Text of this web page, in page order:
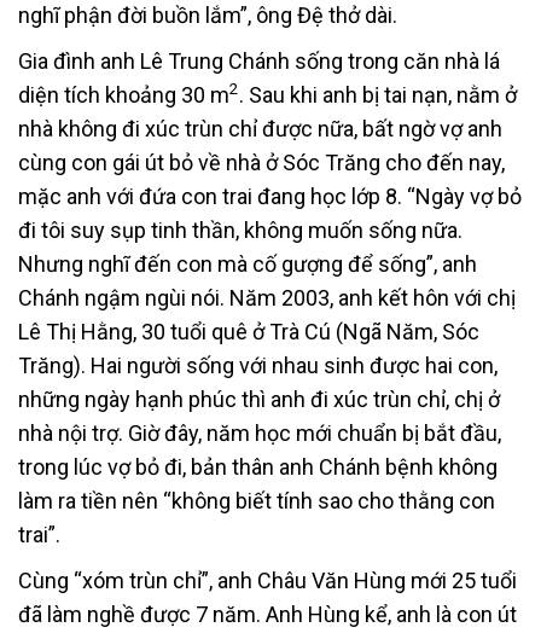
nghĩ phận đời buồn lắm”, ông Đệ thở dài.
Gia đình anh Lê Trung Chánh sống trong căn nhà lá
diện tích khoảng 30 m2. Sau khi anh bị tai nạn, nằm ở
nhà không đi xúc trùn chỉ được nữa, bất ngờ vợ anh
cùng con gái út bỏ về nhà ở Sóc Trăng cho đến nay,
mặc anh với đứa con trai đang học lớp 8. “Ngày vợ bỏ
đi tôi suy sụp tinh thần, không muốn sống nữa.
Nhưng nghĩ đến con mà cố gượng để sống”, anh
Chánh ngậm ngùi nói. Năm 2003, anh kết hôn với chị
Lê Thị Hằng, 30 tuổi quê ở Trà Cú (Ngã Năm, Sóc
Trăng). Hai người sống với nhau sinh được hai con,
những ngày hạnh phúc thì anh đi xúc trùn chỉ, chị ở
nhà nội trợ. Giờ đây, năm học mới chuẩn bị bắt đầu,
trong lúc vợ bỏ đi, bản thân anh Chánh bệnh không
làm ra tiền nên “không biết tính sao cho thằng con
trai”.
Cùng “xóm trùn chỉ”, anh Châu Văn Hùng mới 25 tuổi
đã làm nghề được 7 năm. Anh Hùng kể, anh là con út